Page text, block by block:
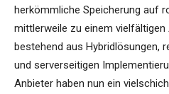
herkömmliche Speicherung auf
mittlerweile zu einem
bestehend aus Hybridlösungen,
und serverseitigen
Anbieter haben nun ein